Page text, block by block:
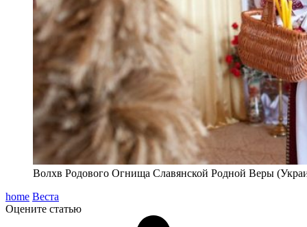
Волхв Родового Огнища Славянской Родной Веры
home Веста
Оцените статью